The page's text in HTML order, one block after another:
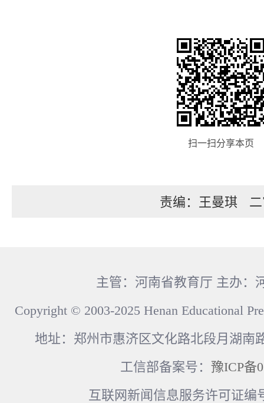
扫一扫分享本页
责编：王曼琪
主管：河南省教育厅 主办：
Copyright © 2003-2025 Henan Educational
地址：郑州市惠济区文化路北段月湖南
工信部备案号： 豫ICP备
互联网新闻信息服务许可证编